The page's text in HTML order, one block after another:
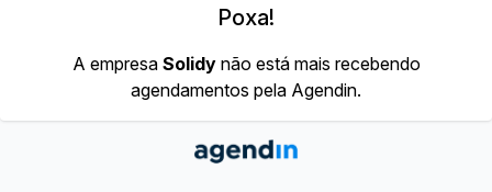
Poxa!
A empresa Solidynão está mais recebendo
agendamentos pela Agendin.